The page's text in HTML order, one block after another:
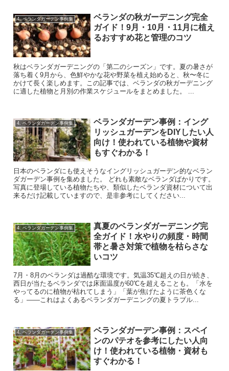
4. ベランダガーデン事例集
ベランダの秋ガーデニング完全
ガイド！9月・10月・11月に植え
るおすすめ花と管理のコツ
秋はベランダガーデニングの「第二のシーズン」です。夏の暑さが
落ち着く9月から、色鮮やかな花や野菜を植え始めると、秋〜冬に
かけて長く楽しめます。この記事では、ベランダの秋ガーデニング
に適した植物と月別の作業スケジュールをまとめました。 ...
4. ベランダガーデン事例集
ベランダガーデン事例：イング
リッシュガーデンをDIYしたい人
向け！使われている植物や資材
もすぐわかる！
日本のベランダにも使えそうなイングリッシュガーデン的なベラン
ダガーデン事例を集めました。 どれも素敵なベランダばかりです。
写真に登場している植物たちや、類似したベランダ資材について出
来るだけ記載していますので、是非参考にしてください...
4. ベランダガーデン事例集
真夏のベランダガーデニング完
全ガイド！水やりの頻度・時間
帯と暑さ対策で植物を枯らさな
いコツ
7月・8月のベランダは過酷な環境です。気温35℃超えの日が続き、
西日が当たるベランダでは床面温度が60℃を超えることも。「水を
やってるのに植物が枯れてしまう」「葉が焦げたように茶色くな
る」——これはよくあるベランダガーデニングの夏トラブル...
4. ベランダガーデン事例集
ベランダガーデン事例：スペイ
ンのパテオを参考にしたい人向
け！使われている植物・資材も
すぐわかる！